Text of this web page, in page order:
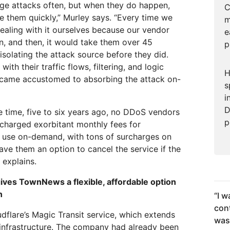
attacks often, but when they do happen,
quickly,” Murley says. “Every time we
with it ourselves because our vendor
and then, it would take them over 45
the attack source before they did.
with their traffic flows, filtering, and logic
accustomed to absorbing the attack on-
time, five to six years ago, no DDoS vendors
exorbitant monthly fees for
on-demand, with tons of surcharges on
them an option to cancel the service if the
TownNews a flexible, affordable option
Magic Transit service, which extends
The company had already been
“I